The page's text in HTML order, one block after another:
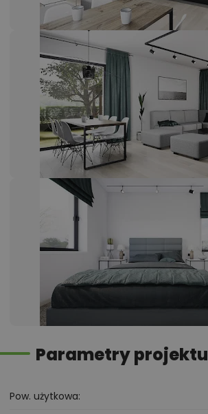
Parametry projektu
Pow. użytkowa